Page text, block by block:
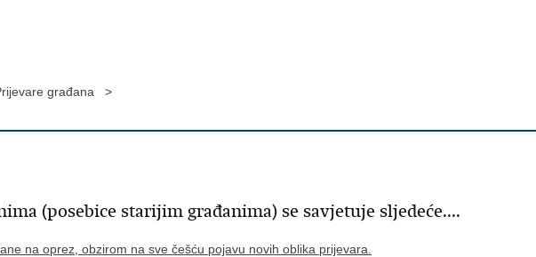
građana >
(posebice starijim građanima) se savjetuje sljedeće....
na oprez, obzirom na sve češću pojavu novih oblika prijevara.